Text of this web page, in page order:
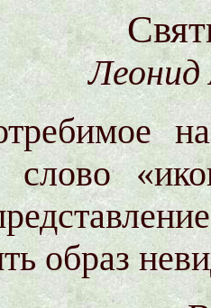
Леонид
слово
образ